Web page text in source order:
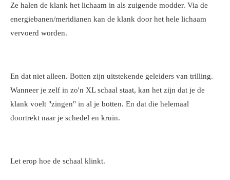
Ze halen de klank het lichaam in als zuigende modder. Via de
energiebanen/meridianen kan de klank door het hele lichaam
vervoerd worden.
En dat niet alleen. Botten zijn uitstekende geleiders van trilling.
Wanneer je zelf in zo'n XL schaal staat, kan het zijn dat je de
klank voelt "zingen" in al je botten. En dat die helemaal
doortrekt naar je schedel en kruin.
Let erop hoe de schaal klinkt.